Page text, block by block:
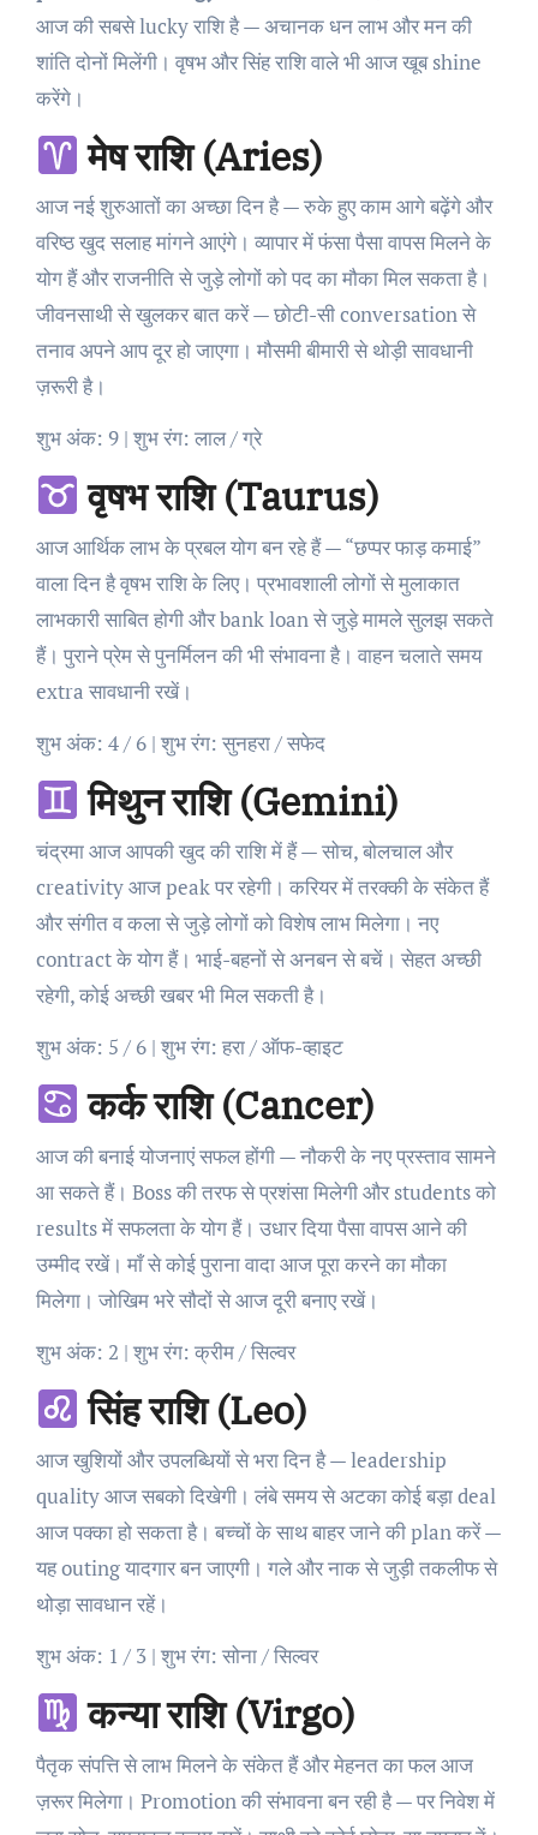
आज की सबसे lucky राशि है — अचानक धन लाभ और मन की
शांति दोनों मिलेंगी। वृषभ और सिंह राशि वाले भी आज खूब shine
करेंगे।
मेष राशि (Aries)
आज नई शुरुआतों का अच्छा दिन है — रुके हुए काम आगे बढ़ेंगे और
वरिष्ठ खुद सलाह मांगने आएंगे। व्यापार में फंसा पैसा वापस मिलने के
योग हैं और राजनीति से जुड़े लोगों को पद का मौका मिल सकता है।
जीवनसाथी से खुलकर बात करें — छोटी-सी conversation से
तनाव अपने आप दूर हो जाएगा। मौसमी बीमारी से थोड़ी सावधानी
ज़रूरी है।
शुभ अंक: 9 | शुभ रंग: लाल / ग्रे
वृषभ राशि (Taurus)
आज आर्थिक लाभ के प्रबल योग बन रहे हैं — “छप्पर फाड़ कमाई”
वाला दिन है वृषभ राशि के लिए। प्रभावशाली लोगों से मुलाकात
लाभकारी साबित होगी और bank loan से जुड़े मामले सुलझ सकते
हैं। पुराने प्रेम से पुनर्मिलन की भी संभावना है। वाहन चलाते समय
extra सावधानी रखें।
शुभ अंक: 4 / 6 | शुभ रंग: सुनहरा / सफेद
मिथुन राशि (Gemini)
चंद्रमा आज आपकी खुद की राशि में हैं — सोच, बोलचाल और
creativity आज peak पर रहेगी। करियर में तरक्की के संकेत हैं
और संगीत व कला से जुड़े लोगों को विशेष लाभ मिलेगा। नए
contract के योग हैं। भाई-बहनों से अनबन से बचें। सेहत अच्छी
रहेगी, कोई अच्छी खबर भी मिल सकती है।
शुभ अंक: 5 / 6 | शुभ रंग: हरा / ऑफ-व्हाइट
कर्क राशि (Cancer)
आज की बनाई योजनाएं सफल होंगी — नौकरी के नए प्रस्ताव सामने
आ सकते हैं। Boss की तरफ से प्रशंसा मिलेगी और students को
results में सफलता के योग हैं। उधार दिया पैसा वापस आने की
उम्मीद रखें। माँ से कोई पुराना वादा आज पूरा करने का मौका
मिलेगा। जोखिम भरे सौदों से आज दूरी बनाए रखें।
शुभ अंक: 2 | शुभ रंग: क्रीम / सिल्वर
सिंह राशि (Leo)
आज खुशियों और उपलब्धियों से भरा दिन है — leadership
quality आज सबको दिखेगी। लंबे समय से अटका कोई बड़ा deal
आज पक्का हो सकता है। बच्चों के साथ बाहर जाने की plan करें —
यह outing यादगार बन जाएगी। गले और नाक से जुड़ी तकलीफ से
थोड़ा सावधान रहें।
शुभ अंक: 1 / 3 | शुभ रंग: सोना / सिल्वर
कन्या राशि (Virgo)
पैतृक संपत्ति से लाभ मिलने के संकेत हैं और मेहनत का फल आज
ज़रूर मिलेगा। Promotion की संभावना बन रही है — पर निवेश में